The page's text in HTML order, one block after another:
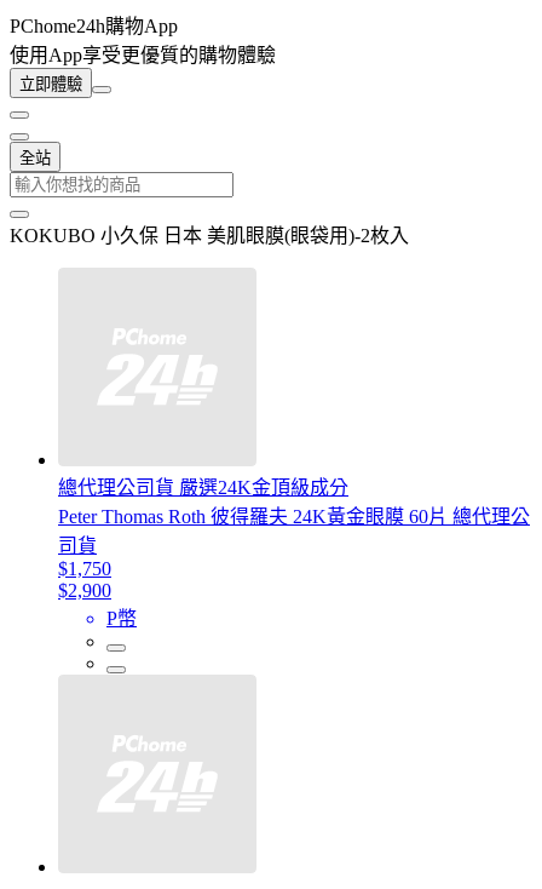
PChome24h購物App
使用App享受更優質的購物體驗
立即體驗
全站
KOKUBO 小久保 日本 美肌眼膜(眼袋用)-2枚入
總代理公司貨 嚴選24K金頂級成分
Peter Thomas Roth 彼得羅夫 24K黃金眼膜 60片 總代理公
司貨
$1,750
$2,900
P幣